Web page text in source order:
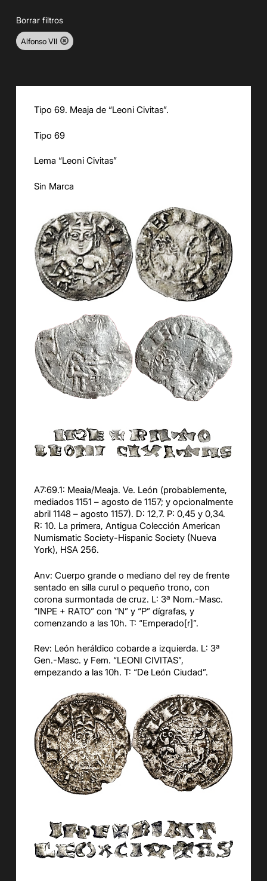
Borrar filtros
Alfonso VII
Tipo 69. Meaja de “Leoni Civitas”.
Tipo 69
Lema “Leoni Civitas”
Sin Marca
A7:69.1: Meaia/Meaja. Ve. León (probablemente,
mediados 1151 – agosto de 1157; y opcionalmente
abril 1148 – agosto 1157). D: 12,7. P: 0,45 y 0,34.
R: 10. La primera, Antigua Colección American
Numismatic Society-Hispanic Society(Nueva
York), HSA 256.
Anv: Cuerpo grandeo mediano del rey de frente
sentado en silla curul o pequeño trono, con
corona surmontada de cruz. L: 3ª Nom.-Masc.
“INPE + RATO”con “N” y “P” dígrafas, y
comenzando a las 10h. T: “Emperado[r]”.
Rev: León heráldico cobardea izquierda. L: 3ª
Gen.-Masc. y Fem. “LEONI CIVITAS”,
empezando a las 10h. T: “De León Ciudad”.